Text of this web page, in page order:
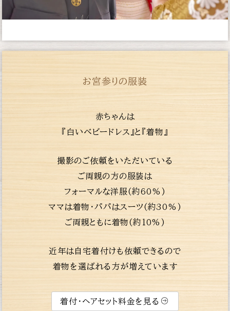
お宮参りの服装
赤ちゃんは
『白いベビードレス』と『着物』
撮影のご依頼をいただいている
ご両親の方の服装は
フォーマルな洋服(約60%)
ママは着物・パパはスーツ(約30%)
ご両親ともに着物(約10%)
近年は自宅着付けも依頼できるので
着物を選ばれる方が増えています
着付・ヘアセット料金を見る